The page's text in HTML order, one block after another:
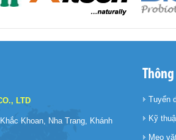
LTD
Khoan, Nha Trang, Khánh
Tuyển
Kỹ
Mẹo